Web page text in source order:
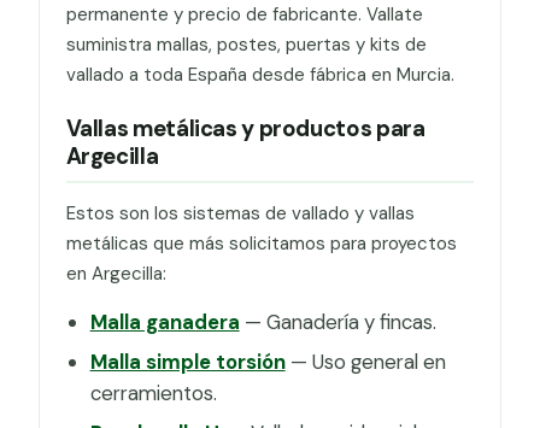
permanente y precio de fabricante. Vallate
suministra mallas, postes, puertas y kits de
vallado a toda España desde fábrica en Murcia.
Vallas metálicas y productos para
Argecilla
Estos son los sistemas de vallado y vallas
metálicas que más solicitamos para proyectos
en Argecilla:
Malla ganadera — Ganadería y fincas.
Malla simple torsión— Uso general en
cerramientos.